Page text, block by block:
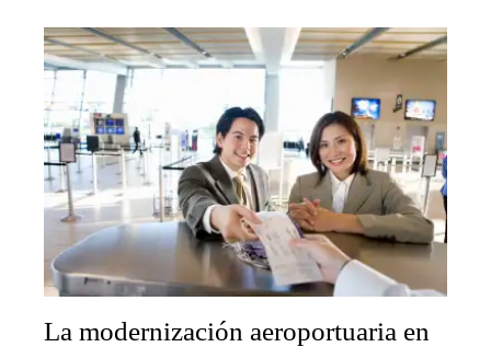
La modernización aeroportuaria en